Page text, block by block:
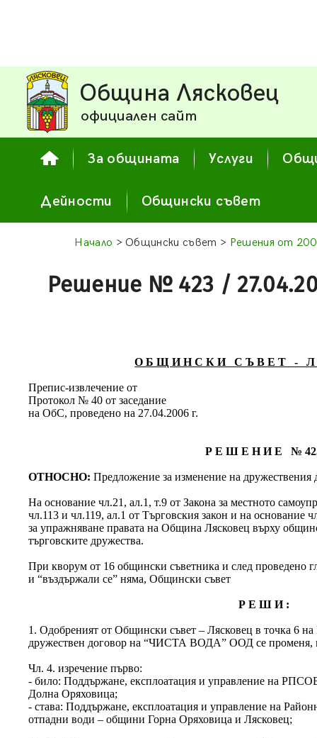
Община Лясковец
официален сайт
За общината Услуги
Дейности Общински съвет
Начало > Общински съвет > Решения от
Решение № 423 /
О Б Щ И Н С К И С Ъ В Е Т - Л
Препис-извлечение от
Протокол № 40 от заседание
на ОбС, проведено на 27.04.2006 г.
Р Е Ш Е Н И Е №
ОТНОСНО:Предложение за изменение на
На основание чл.21, ал.1, т.9 от Закона за местното
чл.113 и чл.119, ал.1 от Търговския закон и на основание
за упражняване правата на Община Лясковец върху
търговските дружества.
При кворум от 16 общински съветника и след проведено
и “въздържали се” няма, Общински съвет
Р Е Ш И :
1. Одобреният от Общински съвет – Лясковец в точка 6
дружествен договор на “ЧИСТА ВОДА” ООД се променя,
Чл. 4. изречение първо:
- било: Поддържане, експлоатация и управление на
Долна Оряховица;
- става: Поддържане, експлоатация и управление на
отпадни води – общини Горна Оряховица и Лясковец;